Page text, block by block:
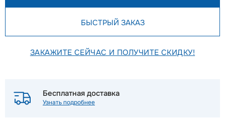
БЫСТРЫЙ ЗАКАЗ
ЗАКАЖИТЕ СЕЙЧАС И ПОЛУЧИТЕ СКИДКУ!
Бесплатная доставка
Узнать подробнее